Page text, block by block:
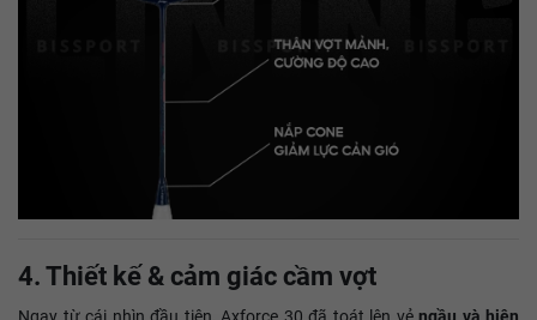
4. Thiết kế & cảm giác cầm vợt